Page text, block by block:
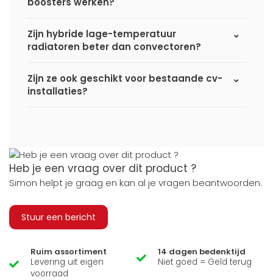
Zijn hybride lage-temperatuur
radiatoren beter dan convectoren?
Zijn ze ook geschikt voor bestaande cv-
installaties?
Heb je een vraag over dit product ?
Simon helpt je graag en kan al je vragen beantwoorden.
Stuur een bericht
Ruim assortiment
Levering uit eigen
voorraad
14 dagen bedenktijd
Niet goed = Geld terug